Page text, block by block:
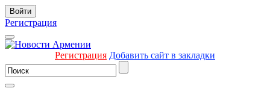
Войти
Регистрация
Регистрация Добавить сайт в закладки